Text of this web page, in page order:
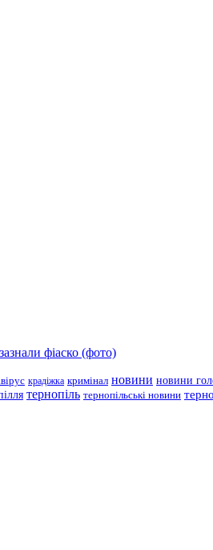
фіаско (фото)
крадіжка кримінал новини новини
тернопіль тернопільські новини